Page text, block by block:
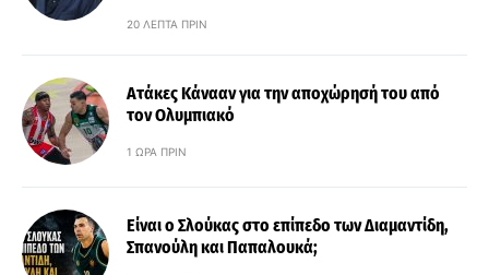
20 ΛΕΠΤΆ ΠΡΙΝ
Ατάκες Κάνααν για την αποχώρησή του από
τον Ολυμπιακό
1 ΏΡΑ ΠΡΙΝ
Είναι ο Σλούκας στο επίπεδο των Διαμαντίδη,
Σπανούλη και Παπαλουκά;